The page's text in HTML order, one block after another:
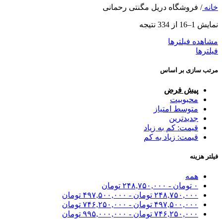
خانه/ فروشگاه دریل مگنتی رحمانی
نمایش 1–16 از 334 نتیجه
مشاهده فیلترها
فیلترها
مرتب سازی بر اساس
پیش فرض
محبوبیت
متوسط امتیاز
جدیدترین
قیمت: کم به زیاد
قیمت: زیاد به کم
فیلتر هزینه
همه
۰ تومان - ۲۴۸,۷۵۰,۰۰۰ تومان
۲۴۸,۷۵۰,۰۰۰ تومان - ۴۹۷,۵۰۰,۰۰۰ تومان
۴۹۷,۵۰۰,۰۰۰ تومان - ۷۴۶,۲۵۰,۰۰۰ تومان
۷۴۶,۲۵۰,۰۰۰ تومان - ۹۹۵,۰۰۰,۰۰۰ تومان